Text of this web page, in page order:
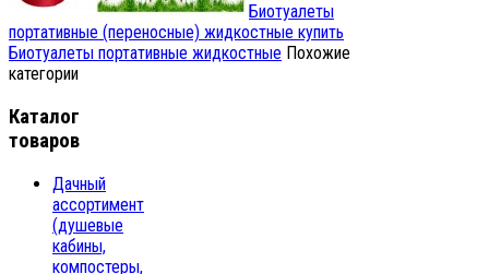
Биотуалеты
портативные (переносные) жидкостные купить
Биотуалеты портативные жидкостные Похожие
категории
Каталог
товаров
Дачный
ассортимент
(душевые
кабины,
компостеры,